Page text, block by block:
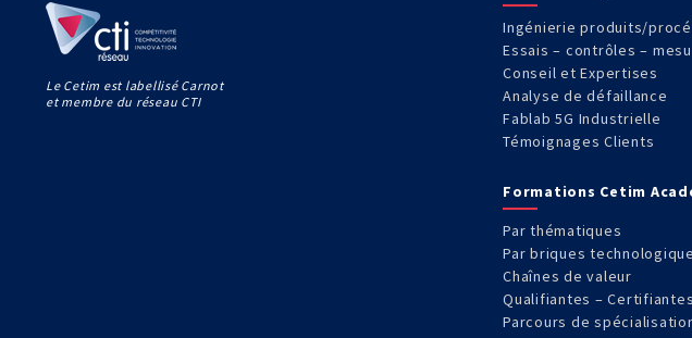
Le Cetim est labellisé Carnot
et membre du réseau CTI
Ingénierie produits/
Essais – contrôles –
Conseil et Expertises
Analyse de défaillance
Fablab 5G Industrielle
Témoignages Clients
Formations Cetim
Par thématiques
Par briques
Chaînes de valeur
Qualifiantes – Certifiantes
Parcours de